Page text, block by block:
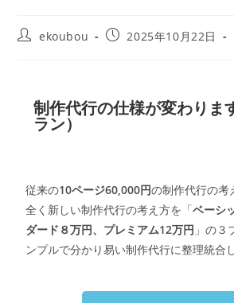
ekoubou 2025年10月22日
制作代行の仕様が変わりま
ラン）
従来の10ページ60,000円の制作代行の考
全く新しい制作代行の考え方を「ベーシ
ダード８万円、プレミアム12万円 」の３
ンプルで分かり易い制作代行に整理統合